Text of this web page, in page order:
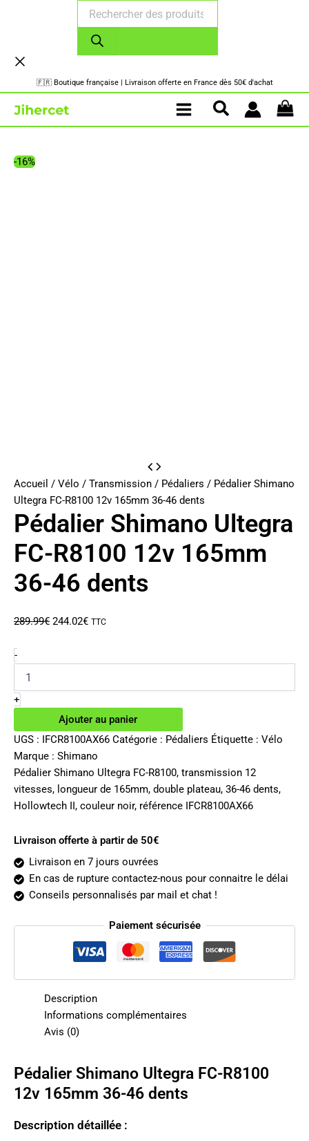
produits
🇫🇷 Boutique française | Livraison offerte en France dès 50€ d'achat
-16%
Accueil / Vélo / Transmission / Pédaliers / Pédalier Shimano
Ultegra FC-R8100 12v 165mm 36-46 dents
Pédalier Shimano Ultegra
FC-R8100 12v 165mm
36-46 dents
289.99€ Le
244.02€Le
TTC
-quantité
de
Pédalier
Shimano
Ultegra
R8100
12v
165mm
36-
46
dents
+
Ajouter au panier
UGS :
IFCR8100AX66 Catégorie : Pédaliers Étiquette : Vélo
Marque : Shimano
Pédalier Shimano Ultegra FC-R8100, transmission 12
vitesses, longueur de 165mm, double plateau, 36-46 dents,
Hollowtech II, couleur noir, référence IFCR8100AX66
Livraison offerte à partir de 50€
Livraison en 7 jours ouvrées
En cas de rupture contactez-nous pour connaitre le délai
Conseils personnalisés par mail et chat !
Paiement sécurisée
Description
Informations complémentaires
Avis (0)
Pédalier Shimano Ultegra FC-R8100
12v 165mm 36-46 dents
Description détaillée :